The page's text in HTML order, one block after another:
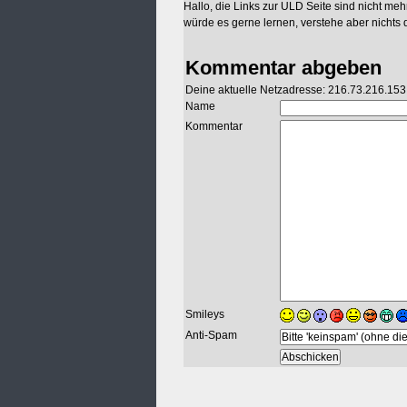
Hallo, die Links zur ULD Seite sind nicht
würde es gerne lernen, verstehe aber nichts
Kommentar abgeben
Deine aktuelle Netzadresse: 216.73.216.153
Name
Kommentar
Smileys
Anti-Spam